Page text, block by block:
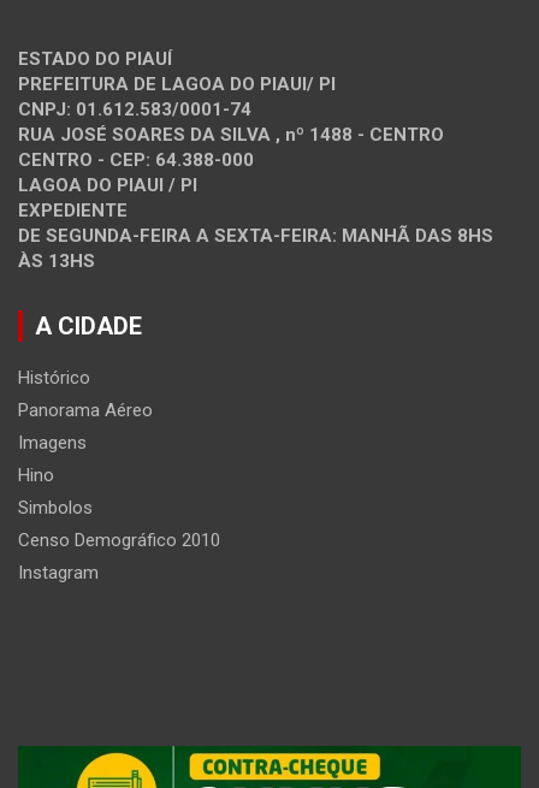
ESTADO DO PIAUÍ
PREFEITURA DE LAGOA DO PIAUI/ PI
CNPJ: 01.612.583/0001-74
RUA JOSÉ SOARES DA SILVA , nº 1488 - CENTRO
CENTRO - CEP: 64.388-000
LAGOA DO PIAUI / PI
EXPEDIENTE
DE SEGUNDA-FEIRA A SEXTA-FEIRA: MANHÃ DAS 8HS
ÀS 13HS
A CIDADE
Histórico
Panorama Aéreo
Imagens
Hino
Simbolos
Censo Demográfico 2010
Instagram